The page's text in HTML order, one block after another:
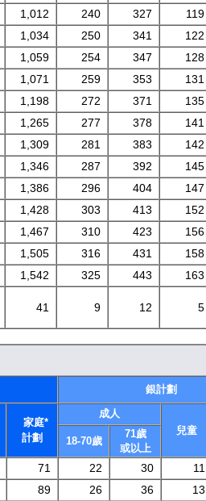
1,012 240 327 119
1,034 250 341 122
1,059 254 347 128
1,071 259 353 131
1,198 272 371 135
1,265 277 378 141
1,309 281 383 142
1,346 287 392 145
1,386 296 404 147
1,428 303 413 152
1,467 310 423 156
1,505 316 431 158
1,542 325 443 163
41 9 12 5
銀計劃
家庭*
計劃
成人
兒童
18-70歲
71歲
或以上
71 22 30 11
89 26 36 13